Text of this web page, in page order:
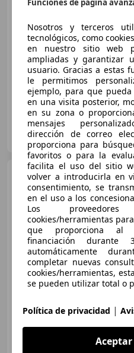
11/2012 158.160 km
Clidrive Group
ES-28006 MADRID
Funciones de página
Nosotros y terceros
tecnológicos, como
en nuestro sitio web
ampliadas y garantizar
usuario. Gracias a estas
le permitimos
ejemplo, para que
en una visita posterior,
en su zona o
mensajes
dirección de correo
proporciona para
favoritos o para la
facilita el uso del sitio
volver a introducirla en
consentimiento, se
en el uso a los
Los
cookies/herramientas
que proporciona al
financiación
automáticamente
completar nuevas
cookies/herramientas,
se pueden utilizar total o
Política de privacidad |